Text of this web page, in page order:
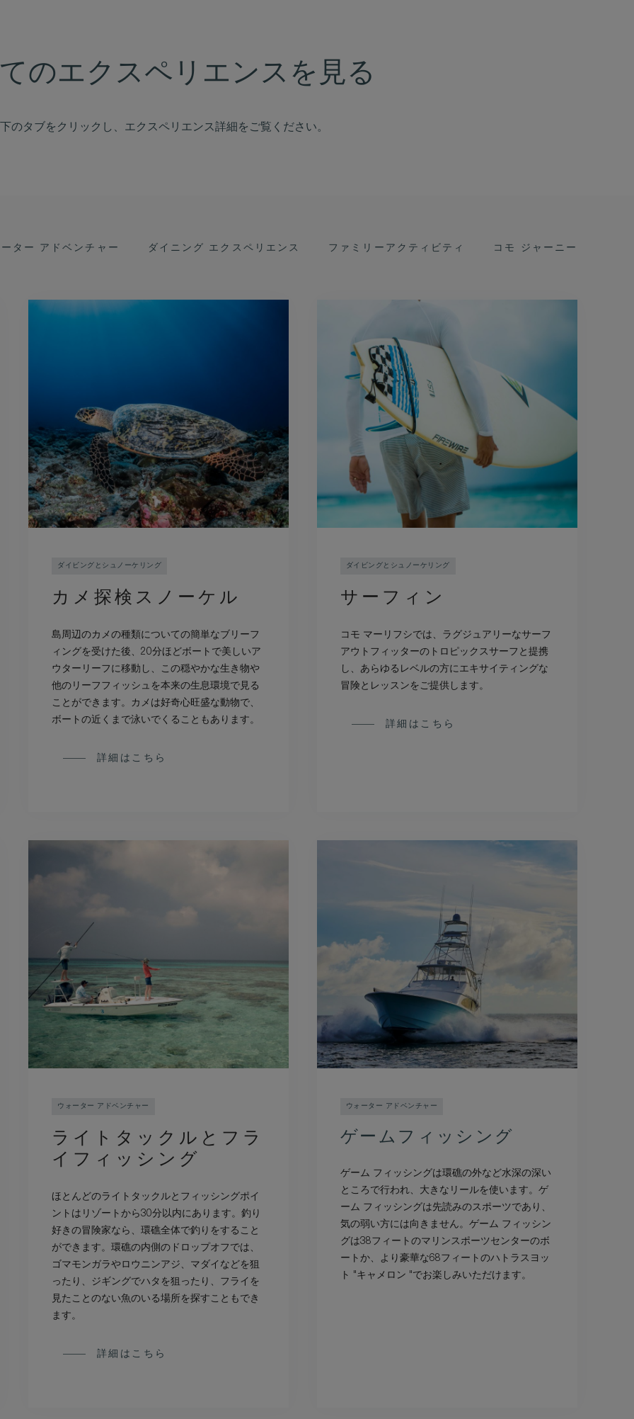
のエクスペリエンスを見る
のタブをクリックし、エクスペリエンス詳細をご覧ください。
ター アドベンチャー ダイニング エクスペリエンス ファミリーアクティビティ コモ ジャーニー
ダイビングとシュノーケリング
カメ探検スノーケル
島周辺のカメの種類についての簡単なブリーフ
ィングを受けた後、20分ほどボートで美しいア
ウターリーフに移動し、この穏やかな生き物や
他のリーフフィッシュを本来の生息環境で見る
ことができます。カメは好奇心旺盛な動物で、
ボートの近くまで泳いでくることもあります。
詳細はこちら
ダイビングとシュノーケリング
サーフィン
コモ マーリフシでは、ラグジュアリーなサーフ
アウトフィッターのトロピックスサーフと提携
し、あらゆるレベルの方にエキサイティングな
冒険とレッスンをご提供します。
詳細はこちら
ウォーター アドベンチャー
ライトタックルとフラ
イフィッシング
ほとんどのライトタックルとフィッシングポイ
ントはリゾートから30分以内にあります。釣り
好きの冒険家なら、環礁全体で釣りをすること
ができます。環礁の内側のドロップオフでは、
ゴマモンガラやロウニンアジ、マダイなどを狙
ったり、ジギングでハタを狙ったり、フライを
見たことのない魚のいる場所を探すこともでき
ます。
詳細はこちら
ウォーター アドベンチャー
ゲームフィッシング
ゲーム フィッシングは環礁の外など水深の深い
ところで行われ、大きなリールを使います。ゲ
ーム フィッシングは先読みのスポーツであり、
気の弱い方には向きません。ゲーム フィッシン
グは38フィートのマリンスポーツセンターのボ
ートか、より豪華な68フィートのハトラスヨッ
ト "キャメロン "でお楽しみいただけます。